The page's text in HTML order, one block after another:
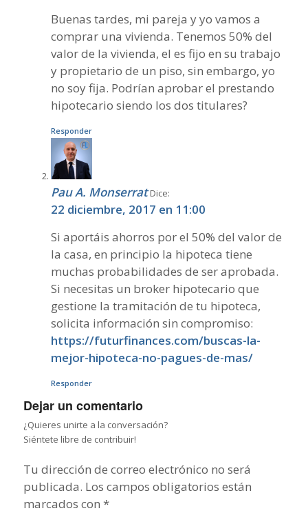
Buenas tardes, mi pareja y yo vamos a
comprar una vivienda. Tenemos 50% del
valor de la vivienda, el es fijo en su trabajo
y propietario de un piso, sin embargo, yo
no soy fija. Podrían aprobar el prestando
hipotecario siendo los dos titulares?
Responder
Pau A. Monserrat Dice:
22 diciembre, 2017 en 11:00
Si aportáis ahorros por el 50% del valor de
la casa, en principio la hipoteca tiene
muchas probabilidades de ser aprobada.
Si necesitas un broker hipotecario que
gestione la tramitación de tu hipoteca,
solicita información sin compromiso:
https://futurfinances.com/buscas-la-
mejor-hipoteca-no-pagues-de-mas/
Responder
Dejar un comentario
¿Quieres unirte a la conversación?
Siéntete libre de contribuir!
Tu dirección de correo electrónico no será
publicada. Los campos obligatorios están
marcados con *